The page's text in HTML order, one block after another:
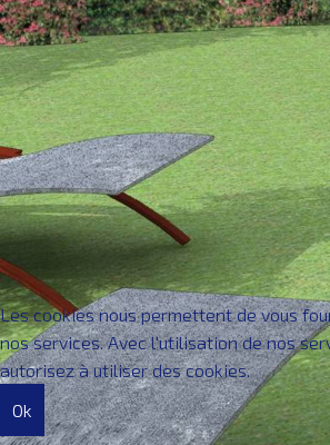
Les cookies nous permettent de vous
nos services. Avec l'utilisation de nos
autorisez à utiliser des cookies.
Ok